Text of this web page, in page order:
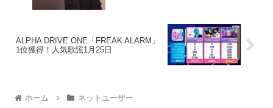
ALPHA DRIVE ONE「FREAK ALARM」
1位獲得！人気歌謡1月25日
ホーム ネットユーザー